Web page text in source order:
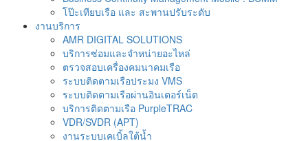
โป๊ะเทียบเรือ และ สะพานปรับระดับ
งานบริการ
AMR DIGITAL SOLUTIONS
บริการซ่อมและจำหน่ายอะไหล่
ตรวจสอบเครื่องคมนาคมเรือ
ระบบติดตามเรือประมง VMS
ระบบติดตามเรือผ่านอินเตอร์เน็ต
บริการติดตามเรือ PurpleTRAC
VDR/SVDR (APT)
งานระบบเคเบิ้ลใต้น้ำ